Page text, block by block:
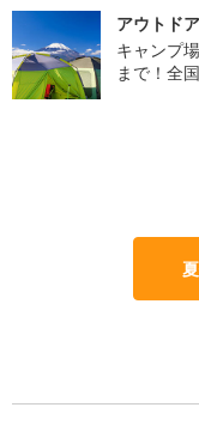
アウトド
キャンプ
まで！全